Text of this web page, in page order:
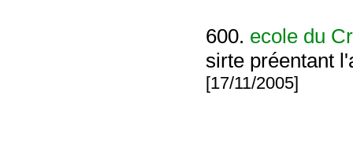
600. ecole du
sirte préentant
[17/11/2005]